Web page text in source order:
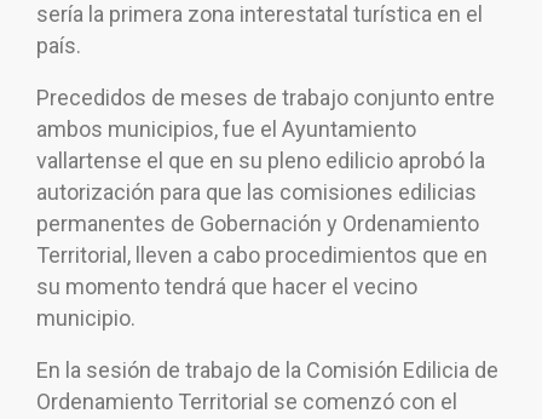
sería la primera zona interestatal turística en el
país.
Precedidos de meses de trabajo conjunto entre
ambos municipios, fue el Ayuntamiento
vallartense el que en su pleno edilicio aprobó la
autorización para que las comisiones edilicias
permanentes de Gobernación y Ordenamiento
Territorial, lleven a cabo procedimientos que en
su momento tendrá que hacer el vecino
municipio.
En la sesión de trabajo de la Comisión Edilicia de
Ordenamiento Territorial se comenzó con el